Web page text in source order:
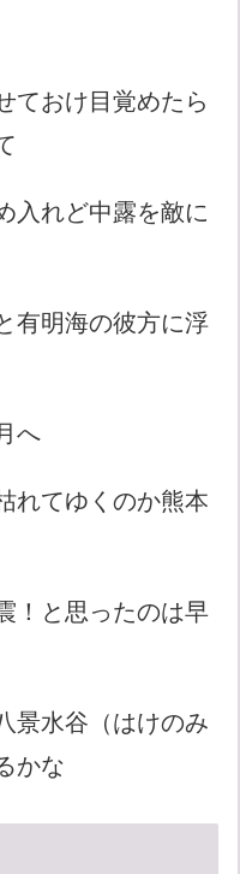
ておけ目覚めたら
入れど中露を敵に
有明海の彼方に浮
へ
れてゆくのか熊本
！と思ったのは早
景水谷（はけのみ
かな